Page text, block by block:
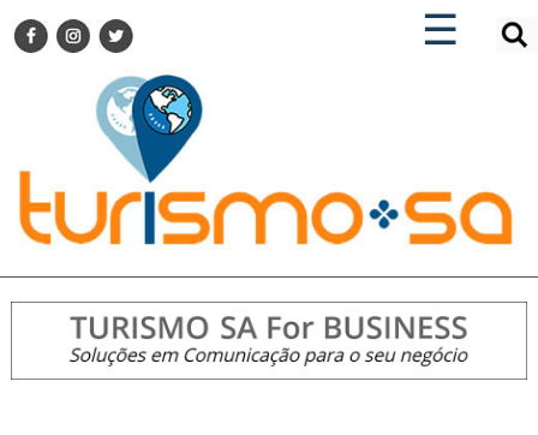
☰
×
TURISMO SA FOR BUSINESS
DESTINOS NACIONAIS
DESTINOS INTERNACIONAIS
CITY BREAK
TURISMO E MERCADO
EVENTOS
HOTELARIA
×
ENCONTRE SUA NOTÍCIA